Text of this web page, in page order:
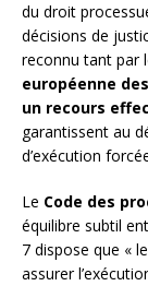
du droit
décisions de
reconnu tant par
européenne
un recours
garantissent au
d’exécution
Le Code des
équilibre subtil
7 dispose que «
assurer